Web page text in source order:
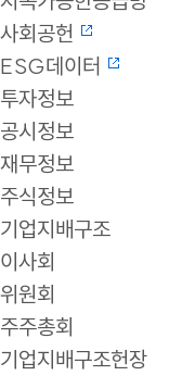
사회공헌
ESG데이터
투자정보
공시정보
재무정보
주식정보
기업지배구조
이사회
위원회
주주총회
기업지배구조헌장